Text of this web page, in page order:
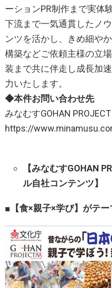
ーションPR制作まで実体
下流まで一気通貫したノ
ンツを活かし、きめ細や
構築などご依頼主様の立
装まで共に伴走し成長加
力いたします。​
◆本件お問い合わせ先
みなむすGOHAN PROJECT
https://
【みなむすGOHAN
ル自社コンテンツ】
■【食×親子×学び】がテー